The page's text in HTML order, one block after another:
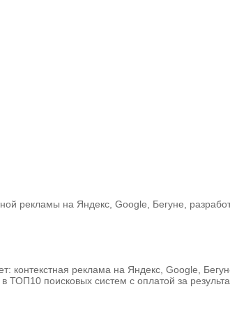
рекламы на Яндекс, Google, Бегуне,
контекстная реклама на Яндекс, Google,
ТОП10 поисковых систем с оплатой за